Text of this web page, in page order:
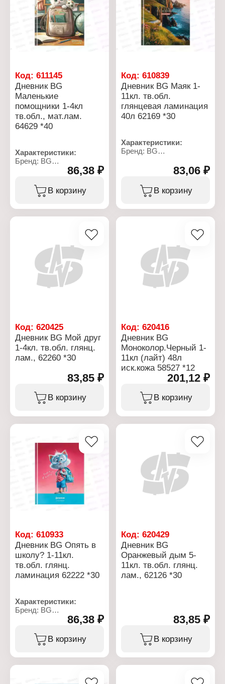
Вариация: 1-11 класс
Белизна бумаги, %: 100
Цвет печати: в 1 краску
(чёрный цвет)
Количество уроков в
отделки
Вариация: 1-11 класс
Белизна бумаги, %: 100
Цвет печати: в 1 краску
(чёрный цвет)
Количество уроков в
Код: 611145
Дневник BG
Маленькие
помощники 1-4кл
тв.обл., мат.лам.
64629 *40
Характеристики:
Бренд: BG
Артикул: 376731
Тип товара: Дневник
Дизайн: "Маленькие
помощники"
Тип обложки: твердая
Количество листов: 48 л
Формат: А5
Плотность бумаги: 60 г/
Вариация: 1-4 класс
Белизна бумаги, %: 100
день: 7
Эффект обложки:
матовая ламинация
86,38 ₽
В корзину
Код:610839
Дневник BG Маяк 1-
11кл. тв.обл.
глянцевая ламинация
40л 62169 *30
Характеристики:
Бренд: BG
Тип товара: Дневник
Тип скрепления: сшивка
Материал обложки:
Тип обложки: твердая
обложка
Количество листов: 40 л
Плотность бумаги: 60 г/
Вариация: 1-11 класс
Белизна бумаги, %: 100
Цвет печати: в 1 краску
(чёрный цвет)
83,06 ₽
В корзину
Код: 620425
Дневник BG Мой друг
1-4кл. тв.обл. глянц.
лам., 62260 *30
83,85 ₽
В корзину
Код:620416
Дневник BG
Моноколор.Черный 1-
11кл (лайт) 48л
иск.кожа 58527 *12
201,12 ₽
В корзину
Код: 610933
Дневник BG Опять в
школу? 1-11кл.
тв.обл. глянц.
ламинация 62222 *30
Характеристики:
Бренд: BG
Артикул: 386503
Тип товара: Дневник
Дизайн: "Опять в
школу?"
Тип обложки: твердая
86,38 ₽
В корзину
Код:620429
Дневник BG
Оранжевый дым 5-
11кл. тв.обл. глянц.
лам., 62126 *30
83,85 ₽
В корзину